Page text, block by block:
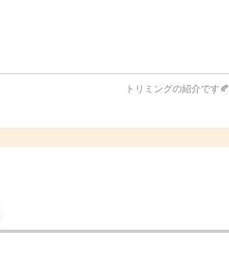
トリミングの紹介です🍂